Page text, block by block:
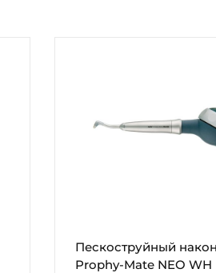
Пескоструйный
Prophy-Mate NEO WH